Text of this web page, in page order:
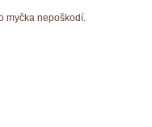
myčka nepoškodí.